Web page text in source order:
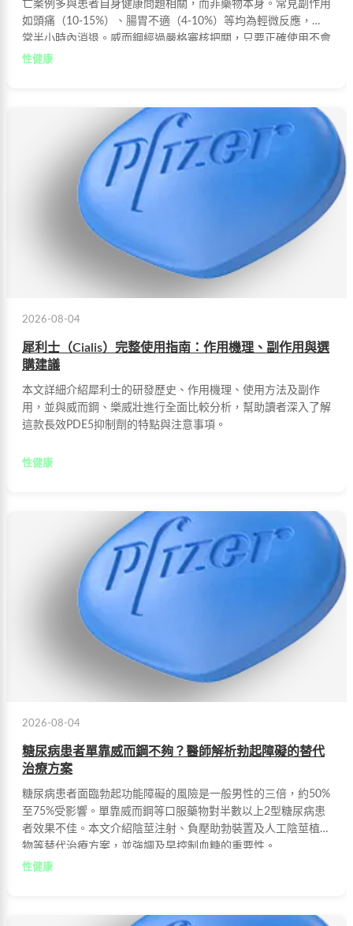
亡案例多與患者自身健康問題相關，而非藥物本身。常見副作用
如頭痛（10-15%）、腸胃不適（4-10%）等均為輕微反應，通
常半小時內消退。威而鋼經過嚴格審核把關，只要正確使用不會
對人體造成實質傷害，但需特別注意不可與硝酸鹽類藥物同服，
性健康
2026-08-04
犀利士（Cialis）完整使用指南：作用機理、副作用與選
購建議
本文詳細介紹犀利士的研發歷史、作用機理、使用方法及副作
用，並與威而鋼、樂威壯進行全面比較分析，幫助讀者深入了解
這款長效PDE5抑制劑的特點與注意事項。
性健康
2026-08-04
糖尿病患者單靠威而鋼不夠？醫師解析勃起障礙的替代
治療方案
糖尿病患者面臨勃起功能障礙的風險是一般男性的三倍，約50%
至75%受影響。單靠威而鋼等口服藥物對半數以上2型糖尿病患
者效果不佳。本文介紹陰莖注射、負壓助勃裝置及人工陰莖植入
物等替代治療方案，並強調及早控制血糖的重要性。
性健康